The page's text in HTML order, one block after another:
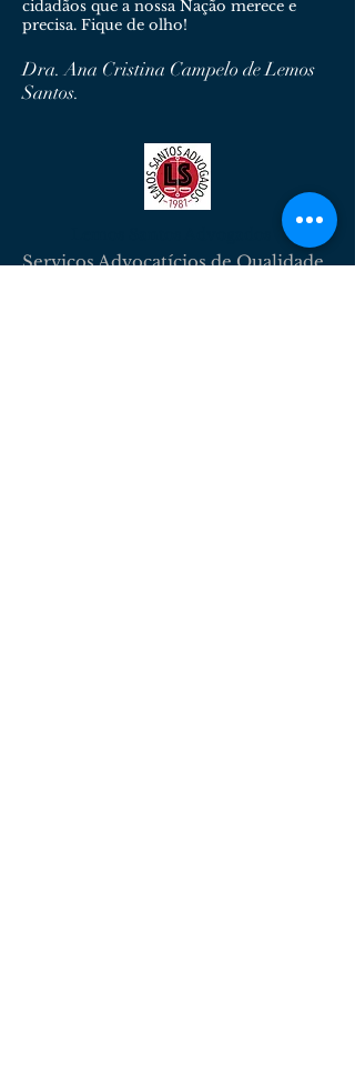
cidadãos que a nossa Nação merece e
precisa. Fique de olho!
Dra. Ana Cristina Campelo de Lemos
Santos.
Serviços Advocatícios de Qualidade.